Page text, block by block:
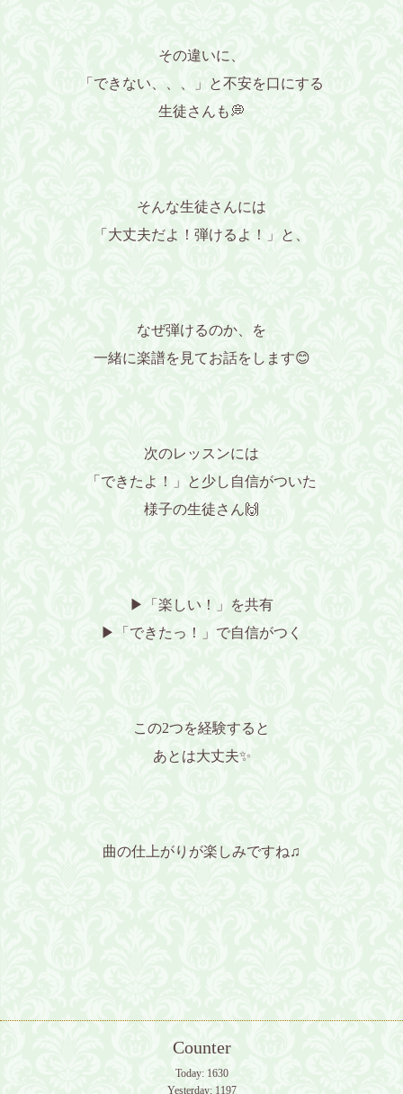
その違いに、
「できない、、、」と不安を口にする
生徒さんも💭
そんな生徒さんには
「大丈夫だよ！弾けるよ！」と、
なぜ弾けるのか、を
一緒に楽譜を見てお話をします😊
次のレッスンには
「できたよ！」と少し自信がついた
様子の生徒さん🙌
▶「楽しい！」を共有
▶「できたっ！」で自信がつく
この2つを経験すると
あとは大丈夫✨️
曲の仕上がりが楽しみですね♫
Counter
Today: 1630
Yesterday: 1197